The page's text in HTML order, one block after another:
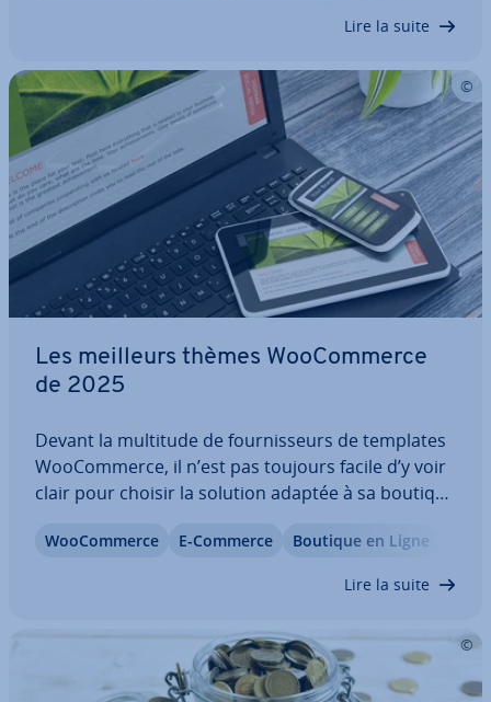
Lire la suite
Les meilleurs thèmes Woo­Com­merce
de 2025
Devant la multitude de four­nis­seurs de templates
Woo­Com­merce, il n’est pas toujours facile d’y voir
clair pour choisir la solution adaptée à sa boutique
pour vous les cinq meilleurs thèmes Woo­Com­
Woo­Com­merce E-Commerce Boutique en Ligne
Lire la suite